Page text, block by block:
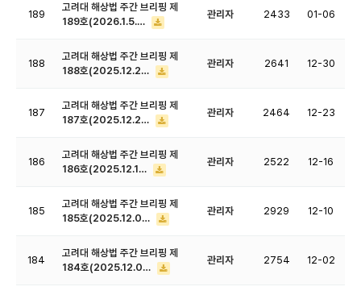
189
고려대 해상법 주간 브리핑 제
189호(2026.1.5.…
관리자 2433 01-06
188
고려대 해상법 주간 브리핑 제
188호(2025.12.2…
관리자 2641 12-30
187
고려대 해상법 주간 브리핑 제
187호(2025.12.2…
관리자 2464 12-23
186
고려대 해상법 주간 브리핑 제
186호(2025.12.1…
관리자 2522 12-16
185
고려대 해상법 주간 브리핑 제
185호(2025.12.0…
관리자 2929 12-10
184
고려대 해상법 주간 브리핑 제
184호(2025.12.0…
관리자 2754 12-02